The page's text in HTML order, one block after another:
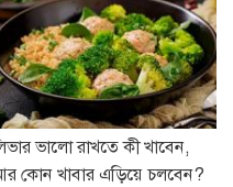
ভালো রাখতে কী খাবেন,
কোন খাবার এড়িয়ে চলবেন?